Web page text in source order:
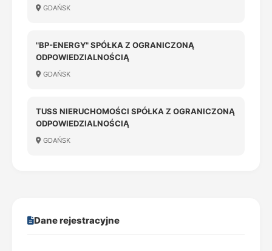
GDAŃSK
"BP-ENERGY" SPÓŁKA Z OGRANICZONĄ
ODPOWIEDZIALNOŚCIĄ
GDAŃSK
TUSS NIERUCHOMOŚCI SPÓŁKA Z OGRANICZONĄ
ODPOWIEDZIALNOŚCIĄ
GDAŃSK
Dane rejestracyjne